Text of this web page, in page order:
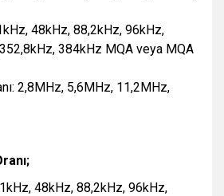
48kHz, 88,2kHz, 96kHz,
384kHz MQA veya MQA
2,8MHz, 5,6MHz, 11,2MHz,
48kHz, 88,2kHz, 96kHz,